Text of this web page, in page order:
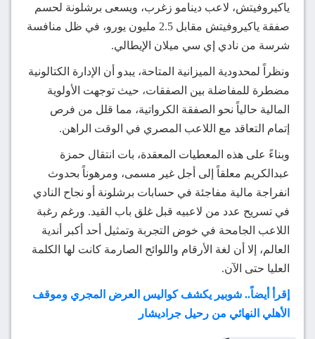
ياكيروفيتش، لاعب دينامو زغرب، ويسعى برشلونة لحسم
صفقة ياكيروفيتش مقابل 2.5 مليون يورو، في ظل منافسة
شرسة من نادي إي سي ميلان الإيطالي.
ونظراً لمحدودية الميزانية المتاحة، يبدو أن الإدارة الكتالونية
مضطرة للمفاضلة بين الصفقات، حيث توجهت الأولوية
المالية حالياً نحو الصفقة الكرواتية، مما قلل من فرص
إتمام التعاقد مع اللاعب المصري في الوقت الراهن.
وبناءً على هذه المعطيات المعقدة، بات انتقال حمزة
عبدالكريم معلقاً إلى أجل غير مسمى، ومرهوناً بحدوث
انفراجة مالية مفاجئة في حسابات برشلونة أو نجاح النادي
في تسريح عدد من لاعبيه قبل غلق باب القيد. ورغم رغبة
اللاعب الجامحة في خوض التجربة وتمثيل أحد أكبر أندية
العالم، إلا أن لغة الأرقام واللوائح الصارمة كانت لها الكلمة
العليا حتى الآن.
إقرأ أيضاً.. شوبير يكشف كواليس العرض المجري وموقف
الأهلي النهائي من رحيل جراديشار